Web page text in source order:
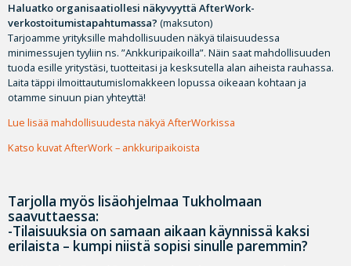
Haluatko organisaatiollesi näkyvyyttä AfterWork-
verkostoitumistapahtumassa? (maksuton)
Tarjoamme yrityksille mahdollisuuden näkyä tilaisuudessa
minimessujen tyyliin ns. ”Ankkuripaikoilla”. Näin saat mahdollisuuden
tuoda esille yritystäsi, tuotteitasi ja kesksutella alan aiheista rauhassa.
Laita täppi ilmoittautumislomakkeen lopussa oikeaan kohtaan ja
otamme sinuun pian yhteyttä!
Lue lisää mahdollisuudesta näkyä AfterWorkissa
Katso kuvat AfterWork – ankkuripaikoista
Tarjolla myös lisäohjelmaa Tukholmaan
saavuttaessa:
-Tilaisuuksia on samaan aikaan käynnissä kaksi
erilaista – kumpi niistä sopisi sinulle paremmin?